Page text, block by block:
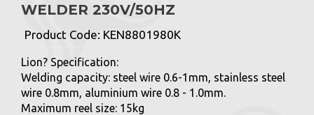
WELDER 230V/50HZ
Product Code: KEN8801980K
Lion? Specification:
Welding capacity: steel wire 0.6-1mm, stainless steel
wire 0.8mm, aluminium wire 0.8 - 1.0mm.
Maximum reel size: 15kg